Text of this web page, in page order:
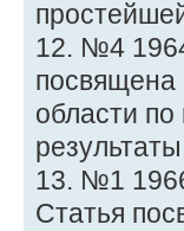
12. №4
посвящена
области
13. №1
Статья